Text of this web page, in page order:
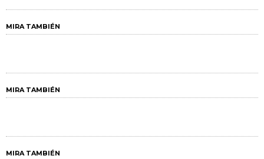
MIRA TAMBIÉN
MIRA TAMBIÉN
MIRA TAMBIÉN